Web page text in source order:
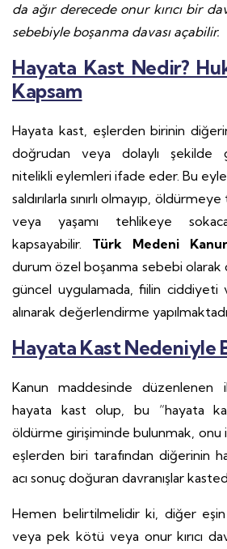
da ağır derecede onur kırıcı bir
sebebiyle boşanma davası açabilir.
Hayata Kast Nedir?
Kapsam
Hayata kast, eşlerden birinin
doğrudan veya dolaylı şekilde
nitelikli eylemleri ifade eder. Bu
saldırılarla sınırlı olmayıp,
veya yaşamı tehlikeye
kapsayabilir. Türk Medeni
durum özel boşanma sebebi olarak
güncel uygulamada, fiilin ciddiyeti
alınarak değerlendirme
Hayata Kast Nedeniyle
Kanun maddesinde düzenlenen
hayata kast olup, bu “hayata
öldürme girişiminde bulunmak, onu
eşlerden biri tarafından diğerinin
acı sonuç doğuran davranışlar
Hemen belirtilmelidir ki, diğer
veya pek kötü veya onur kırıcı